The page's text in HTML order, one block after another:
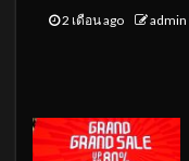
2 เดือน ago admin